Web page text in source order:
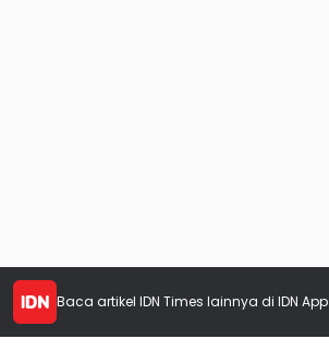
Baca artikel IDN Times lainnya di IDN App